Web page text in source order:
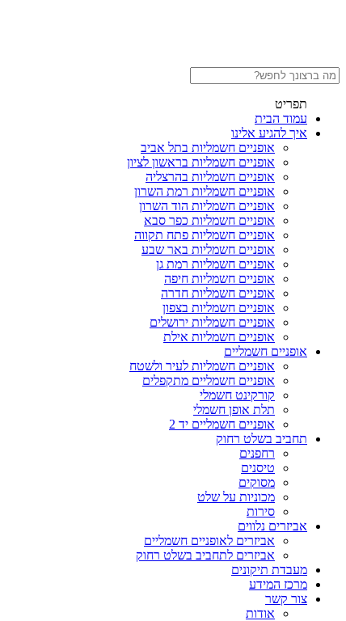
תפריט
עמוד הבית
איך להגיע אלינו
אופניים חשמליות בתל אביב
אופניים חשמליות בראשון לציון
אופניים חשמליות בהרצליה
אופניים חשמליות רמת השרון
אופניים חשמליות הוד השרון
אופניים חשמליות כפר סבא
אופניים חשמליות פתח תקווה
אופניים חשמליות באר שבע
אופניים חשמליות רמת גן
אופניים חשמליות חיפה
אופניים חשמליות חדרה
אופניים חשמליות בצפון
אופניים חשמליות ירושלים
אופניים חשמליות אילת
אופניים חשמליים
אופניים חשמליות לעיר ולשטח
אופניים חשמליים מתקפלים
קורקינט חשמלי
תלת אופן חשמלי
אופניים חשמליים יד 2
תחביב בשלט רחוק
רחפנים
טיסנים
מסוקים
מכוניות על שלט
סירות
אביזרים נלווים
אביזרים לאופניים חשמליים
אביזרים לתחביב בשלט רחוק
מעבדת תיקונים
מרכז המידע
צור קשר
אודות